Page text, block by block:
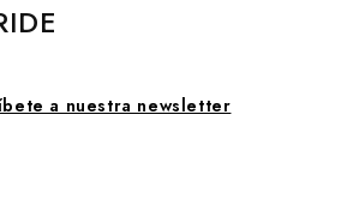
a nuestra newsletter